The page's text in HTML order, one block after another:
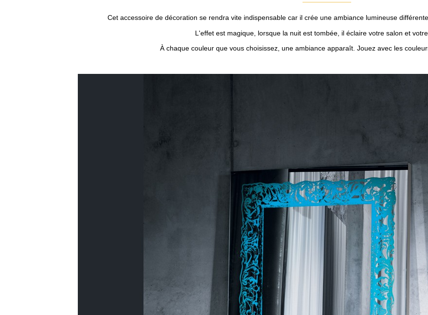
Cet accessoire de décoration se rendra vite indispensable car il crée une ambiance lumineuse
L'effet est magique, lorsque la nuit est tombée, il éclaire votre salon et
À chaque couleur que vous choisissez, une ambiance apparaît. Jouez avec les